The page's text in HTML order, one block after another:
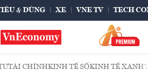
& DÙNG XE VNE TV TECH
TÀI CHÍNHKINH TẾ SỐKINH TẾ XANH